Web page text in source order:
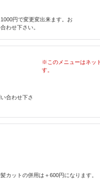
円で変更変出来ます。お
わせ下さい。
合わせ下さ
※このメニューはネッ
す。
カットの併用は＋600円になります。